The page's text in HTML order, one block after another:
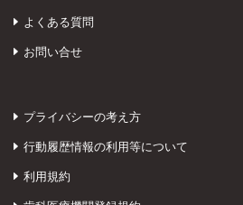
よくある質問
お問い合せ
プライバシーの考え方
行動履歴情報の利用等について
利用規約